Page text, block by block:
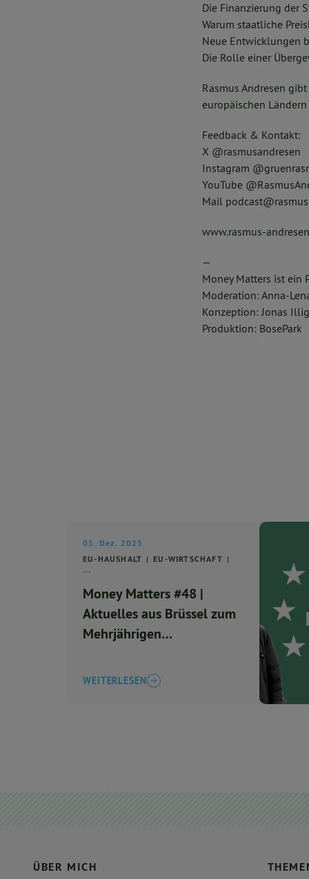
Die Finanzierung der
Warum staatliche
Neue Entwicklungen
Die Rolle einer
Rasmus Andresen
europäischen
Feedback & Kontakt:
X @rasmusandresen
Instagram
YouTube
Mail
www.rasmus-
—
Money Matters ist ein
Moderation: Anna-
Konzeption: Jonas
Produktion: BosePark
05. Dez. 2025
EU-HAUSHALT
EU-WIRTSCHAFT
...
Money Matters #48 |
Aktuelles aus Brüssel zum
Mehrjährigen
WEITERLESEN
ÜBER MICH